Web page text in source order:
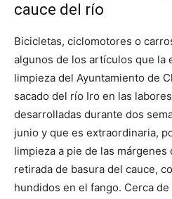
cauce del río
Bicicletas, ciclomotores o
algunos de los artículos que la
limpieza del Ayuntamiento de
sacado del río Iro en las
desarrolladas durante dos
junio y que es extraordinaria,
limpieza a pie de las márgenes
retirada de basura del cauce,
hundidos en el fango. Cerca